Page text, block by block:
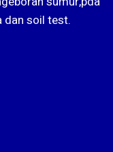
dan soil test.